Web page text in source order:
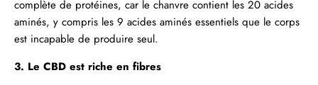
complète de protéines, car le chanvre contient les 20 acides
aminés, y compris les 9 acides aminés essentiels que le corps
est incapable de produire seul.
3. Le CBD est riche en fibres